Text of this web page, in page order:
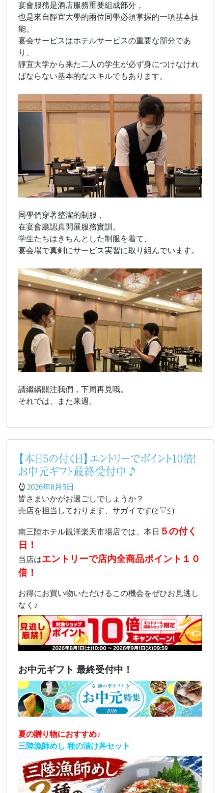
宴會服務是酒店服務重要組成部分，
也是來自靜宜大學的兩位同學必須掌握的一項基本技
能。
宴会サービスはホテルサービスの重要な部分であ
り、
靜宜大学から来た二人の学生が必ず身につけなけれ
ばならない基本的なスキルでもあります。
同學們穿著整潔的制服，
在宴會廳認真開展服務實訓。
学生たちはきちんとした制服を着て、
宴会場で真剣にサービス実習に取り組んでいます。
請繼續關注我們，下周再見哦。
それでは、また来週。
【本日5の付く日】エントリーでポイント10倍！
お中元ギフト最終受付中♪
2026年8月5日
皆さまいかがお過ごしでしょうか？
売店を担当しております、サガイです(≧▽≦)
南三陸ホテル観洋楽天市場店では、本日 ５の付く
日！
当店はエントリーで店内全商品ポイント１０
倍！
お得にお買い物いただけるこの機会をぜひお見逃し
なく♪
お中元ギフト 最終受付中！
夏の贈り物におすすめ♪
三陸漁師めし 種の漬け丼セット